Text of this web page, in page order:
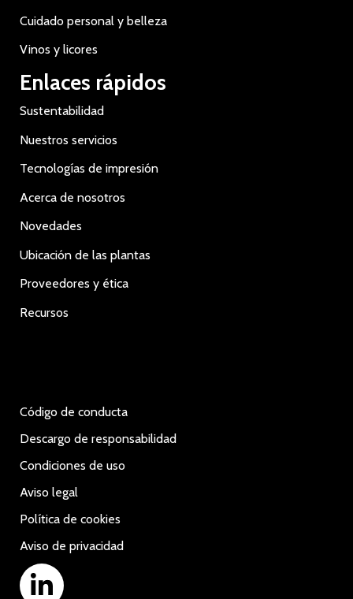
Cuidado personal y belleza
Vinos y licores
Enlaces rápidos
Sustentabilidad
Nuestros servicios
Tecnologías de impresión
Acerca de nosotros
Novedades
Ubicación de las plantas
Proveedores y ética
Recursos
Código de conducta
Descargo de responsabilidad
Condiciones de uso
Aviso legal
Política de cookies
Aviso de privacidad